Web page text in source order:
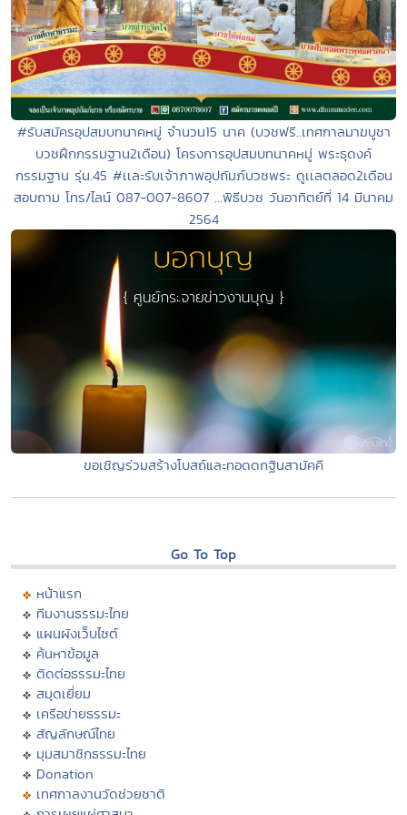
#รับสมัครอุปสมบทนาคหมู่ จำนวน15 นาค (บวชฟรี..เทศกาลมาฆบูชา
บวชฝึกกรรมฐาน2เดือน) โครงการอุปสมบทนาคหมู่ พระธุดงค์
กรรมฐาน รุ่น.45 #เเละรับเจ้าภาพอุปถัมภ์บวชพระ ดูเเลตลอด2เดือน
สอบถาม โทร/ไลน์ 087-007-8607 ...พิธีบวช วันอาทิตย์ที่ 14 มีนาคม
2564
ขอเชิญร่วมสร้างโบสถ์และทอดดกฐินสามัคคี
Go To Top
หน้าแรก
ทีมงานธรรมะไทย
แผนผังเว็บไซต์
ค้นหาข้อมูล
ติดต่อธรรมะไทย
สมุดเยี่ยม
เครือข่ายธรรมะ
สัญลักษณ์ไทย
มุมสมาชิกธรรมะไทย
Donation
เทศกาลงานวัดช่วยชาติ